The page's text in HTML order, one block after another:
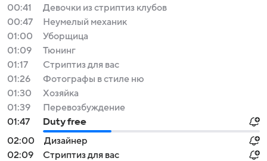
00:41
Девочки из стриптиз клубов
00:47
Неумелый механик
01:00
Уборщица
01:09
Тюнинг
01:17
Стриптиз для вас
01:26
Фотографы в стиле ню
01:30
Хозяйка
01:39
Перевозбуждение
01:47
Duty free
02:00
Дизайнер
02:09
Стриптиз для вас